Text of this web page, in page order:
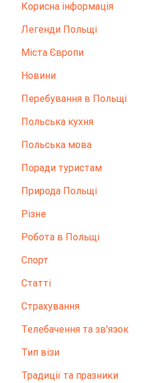
Корисна інформація
Легенди Польщі
Міста Європи
Новини
Перебування в Польщі
Польська кухня
Польська мова
Поради туристам
Природа Польщі
Різне
Робота в Польщі
Спорт
Статті
Страхування
Телебачення та зв'язок
Тип візи
Традиції та празники